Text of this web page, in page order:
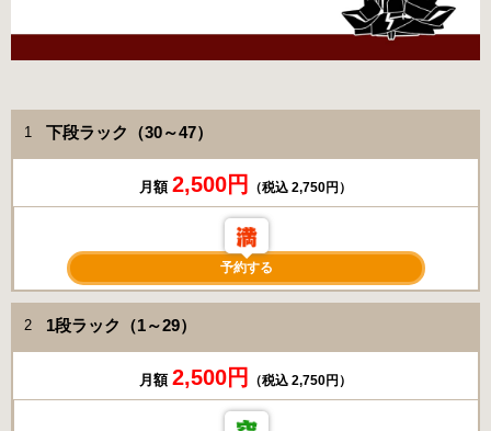
1 下段ラック（30～47）
月額 2,500円 （税込 2,750円）
予約する
2 1段ラック（1～29）
月額 2,500円 （税込 2,750円）